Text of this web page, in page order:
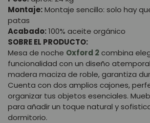
Montaje:Montaje sencillo: solo hay
patas
Acabado:100% aceite orgánico
SOBRE EL PRODUCTO:
Mesa de noche Oxford 2combina
funcionalidad con un diseño
madera maciza de roble, garantiza
Cuenta con dos amplios cajones,
organizar tus objetos esenciales.
para añadir un toque natural y
dormitorio.